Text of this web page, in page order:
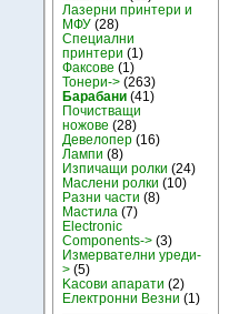
Лазерни принтери и
МФУ (28)
Специални
принтери (1)
Факсове (1)
Тонери-> (263)
Барабани (41)
Почистващи
ножове (28)
Девелопер (16)
Лампи (8)
Изпичащи ролки (24)
Маслени ролки (10)
Разни части (8)
Мастила (7)
Electronic
Components-> (3)
Измервателни уреди-
> (5)
Kасови апарати (2)
Електронни Везни (1)